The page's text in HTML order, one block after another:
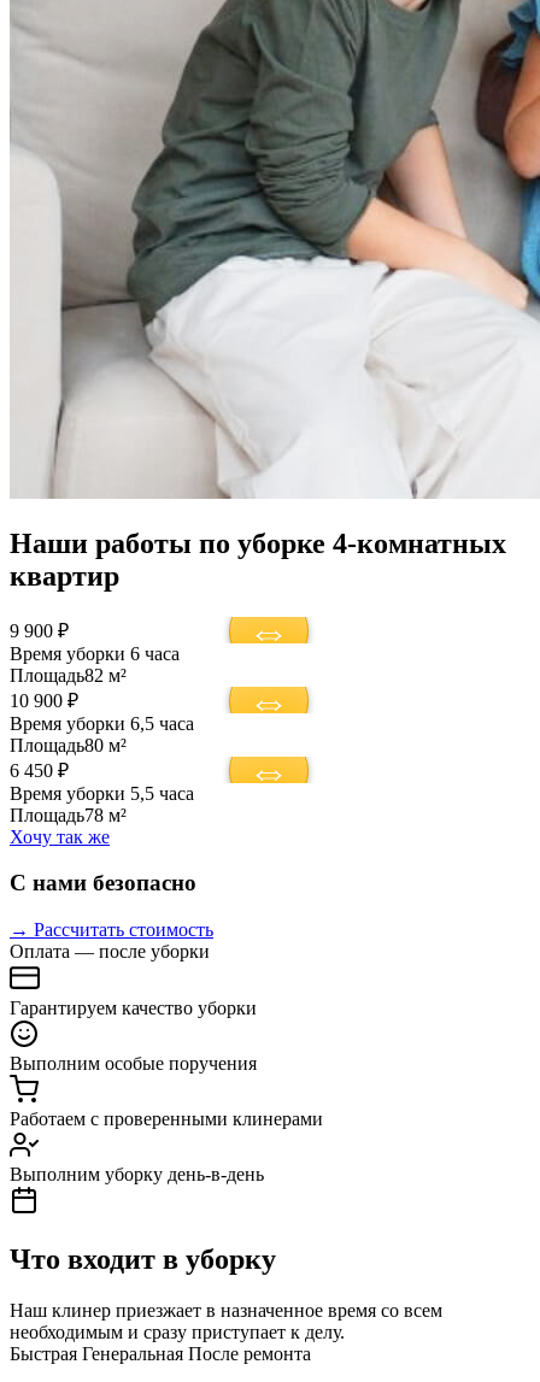
Наши работы по уборке 4-комнатных
квартир
9 900 ₽
Время уборки 6 часа
Площадь82 м²
10 900 ₽
Время уборки 6,5 часа
Площадь80 м²
6 450 ₽
Время уборки 5,5 часа
Площадь78 м²
Хочу так же
С нами безопасно
→ Рассчитать стоимость
Оплата — после уборки
Гарантируем качество уборки
Выполним особые поручения
Работаем с проверенными клинерами
Выполним уборку день-в-день
Что входит в уборку
Наш клинер приезжает в назначенное время со всем
необходимым и сразу приступает к делу.
Быстрая Генеральная После ремонта